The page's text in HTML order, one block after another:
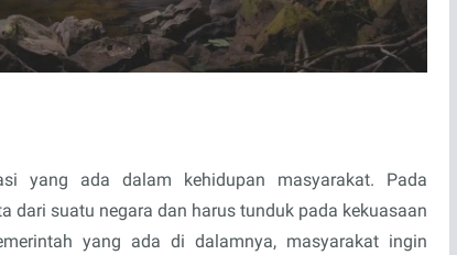
yang ada dalam kehidupan masyarakat. Pada
dari suatu negara dan harus tunduk pada kekuasaan
yang ada di dalamnya, masyarakat ingin